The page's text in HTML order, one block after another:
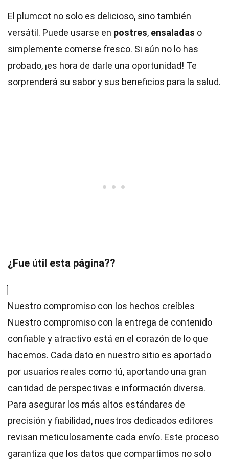
El plumcot no solo es delicioso, sino también
versátil. Puede usarse en postres, ensaladas o
simplemente comerse fresco. Si aún no lo has
probado, ¡es hora de darle una oportunidad! Te
sorprenderá su sabor y sus beneficios para la salud.
¿Fue útil esta página??
Nuestro compromiso con los hechos creíbles
Nuestro compromiso con la entrega de contenido
confiable y atractivo está en el corazón de lo que
hacemos. Cada dato en nuestro sitio es aportado
por usuarios reales como tú, aportando una gran
cantidad de perspectivas e información diversa.
Para asegurar los más altos estándares de
precisión y fiabilidad, nuestros dedicados editores
revisan meticulosamente cada envío. Este proceso
garantiza que los datos que compartimos no solo